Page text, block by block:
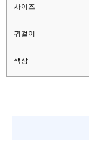
사이즈
귀걸이
색상